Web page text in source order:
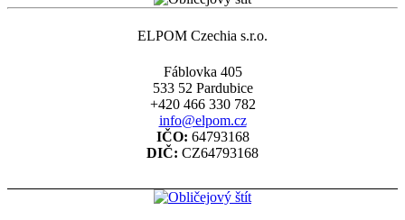
ELPOM Czechia s.r.o.
Fáblovka 405
533 52 Pardubice
+420 466 330 782
info@elpom.cz
IČO: 64793168
DIČ: CZ64793168